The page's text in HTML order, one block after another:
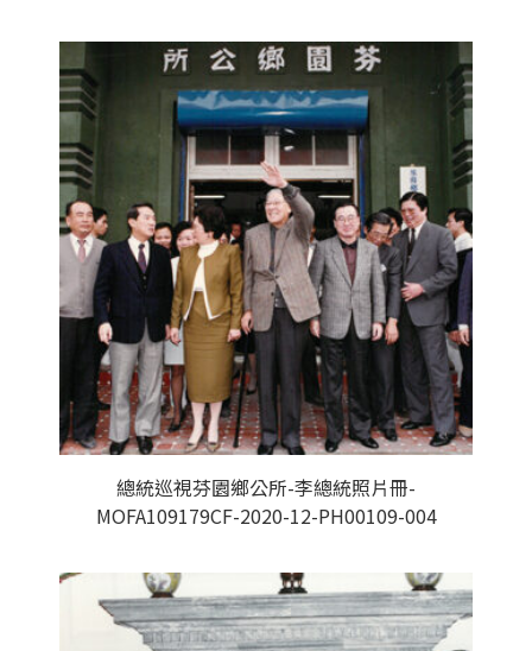
總統巡視芬園鄉公所-李總統照片冊-
MOFA109179CF-2020-12-PH00109-004